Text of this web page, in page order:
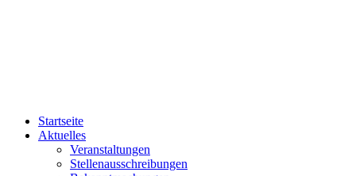
Startseite
Aktuelles
Veranstaltungen
Stellenausschreibungen